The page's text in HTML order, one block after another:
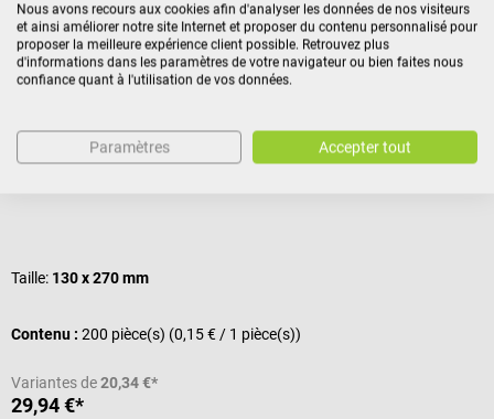
Nos clients ont également acheté
Wipak
Sachets autoadhésifs pour autoclaves
Taille: 130 x 270 mm
Contenu : 200 pièce(s) (0,15 € / 1 pièce(s))
Variantes de20,34 €*
29,94 €*
Nous avons recours aux cookies afin d'analyser les données de nos visiteurs
et ainsi améliorer notre site Internet et proposer du contenu personnalisé pour
proposer la meilleure expérience client possible. Retrouvez plus
d'informations dans les paramètres de votre navigateur ou bien faites nous
confiance quant à l'utilisation de vos données.
Paramètres Accepter tout